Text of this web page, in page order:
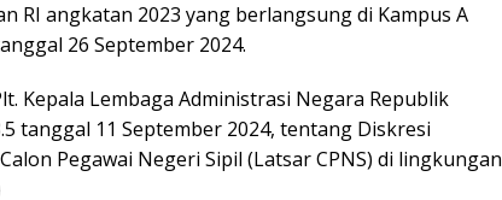
RI angkatan 2023 yang berlangsung di Kampus A
26 September 2024.
Kepala Lembaga Administrasi Negara Republik
tanggal 11 September 2024, tentang Diskresi
Pegawai Negeri Sipil (Latsar CPNS) di lingkungan